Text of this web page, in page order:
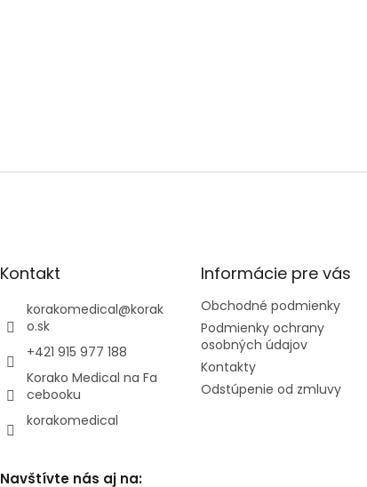
Kontakt
korakomedical@korak
o.sk
+421 915 977 188
Korako Medical na Fa
cebooku
korakomedical
Informácie pre vás
Obchodné podmienky
Podmienky ochrany
osobných údajov
Kontakty
Odstúpenie od zmluvy
Navštívte nás aj na: